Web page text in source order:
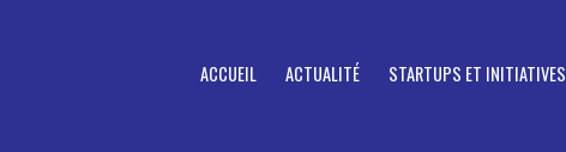
ACCUEIL ACTUALITÉ STARTUPS ET INITIATIVES